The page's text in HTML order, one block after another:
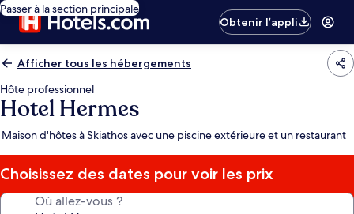
Passer à la section principale
Obtenir l’appli
Afficher tous les hébergements
Hôte professionnel
Hotel Hermes
Maison d'hôtes à Skiathos avec une piscine extérieure et un restaurant
Choisissez des dates pour voir les prix
Où allez-vous ?